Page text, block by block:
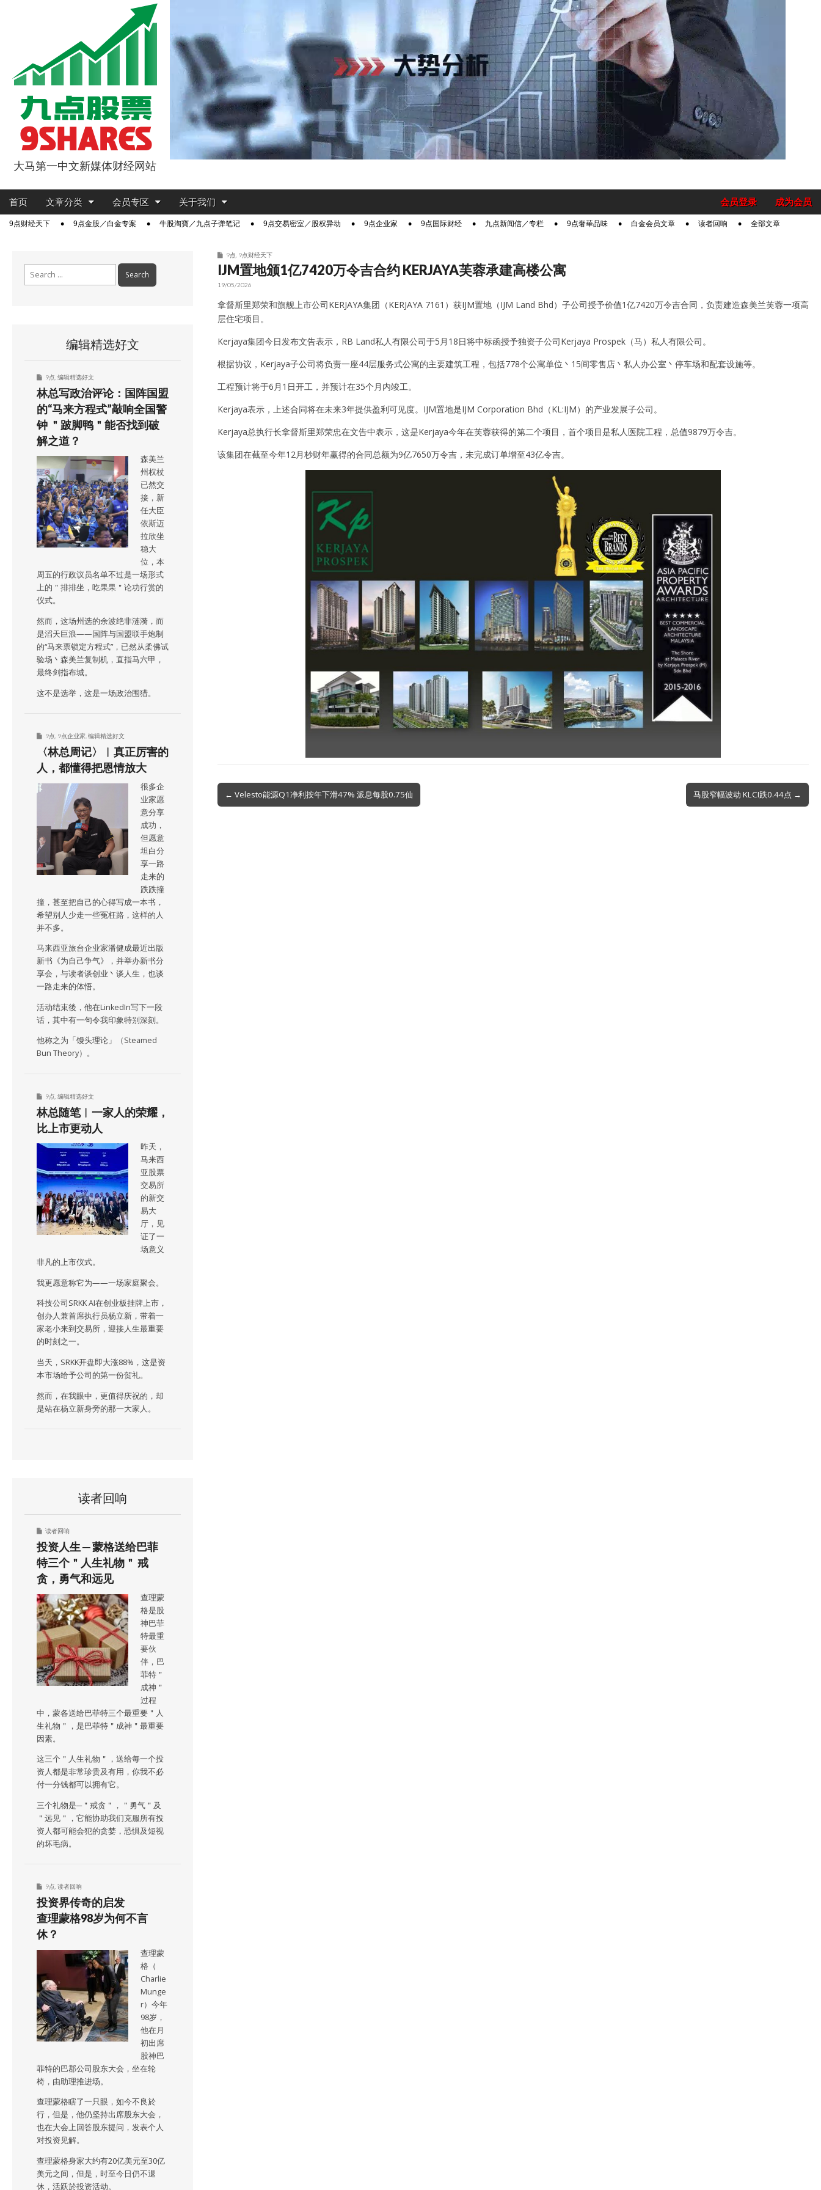
9点股票
大马第一中文新媒体财经网站
Main
Skip
content
首页 文章分类 会员专区 关于我们 成为会员
会员登录
Sub9点财经天下 9点金股／白金专案 牛股淘寶／九点子弹笔记 9点交易密室／股权异动 9点企业家 9点国际财经 九点新闻信／专栏 9点奢華品味 白金会员文章 读者回响 全部文章
9点 9点财经天下
IJM置地颁1亿7420万令吉合约 KERJAYA芙蓉承建高楼公寓
19/05/2026
拿督斯里郑荣和旗舰上市公司KERJAYA集团（KERJAYA 7161）获IJM置地（IJM Land Bhd）子公司授予价值1亿7420万令吉合同，负责建造森美兰芙蓉一项高
层住宅项目。
Kerjaya集团今日发布文告表示，RB Land私人有限公司于5月18日将中标函授予独资子公司Kerjaya Prospek（马）私人有限公司。
根据协议，Kerjaya子公司将负责一座44层服务式公寓的主要建筑工程，包括778个公寓单位丶15间零售店丶私人办公室丶停车场和配套设施等。
工程预计将于6月1日开工，并预计在35个月内竣工。
Kerjaya表示，上述合同将在未来3年提供盈利可见度。IJM置地是IJM Corporation Bhd（KL:IJM）的产业发展子公司。
Kerjaya总执行长拿督斯里郑荣忠在文告中表示，这是Kerjaya今年在芙蓉获得的第二个项目，首个项目是私人医院工程，总值9879万令吉。
该集团在截至今年12月杪财年赢得的合同总额为9亿7650万令吉，未完成订单增至43亿令吉。
Post
navigation
← Velesto能源Q1净利按年下滑47% 派息每股0.75仙 马股窄幅波动 KLCI跌0.44点 →
编辑精选好文
9点 编辑精选好文
林总写政治评论：国阵国盟
的“马来方程式”敲响全国警
钟 ＂跛脚鸭＂能否找到破
解之道？
森美兰
州权杖
已然交
接，新
任大臣
依斯迈
拉欣坐
稳大
位，本
周五的行政议员名单不过是一场形式
上的＂排排坐，吃果果＂论功行赏的
仪式。
然而，这场州选的余波绝非涟漪，而
是滔天巨浪——国阵与国盟联手炮制
的“马来票锁定方程式”，已然从柔佛试
验场丶森美兰复制机，直指马六甲，
最终剑指布城。
这不是选举，这是一场政治围猎。
9点 9点企业家 编辑精选好文
〈林总周记〉︱真正厉害的
人，都懂得把恩情放大
很多企
业家愿
意分享
成功，
但愿意
坦白分
享一路
走来的
跌跌撞
撞，甚至把自己的心得写成一本书，
希望别人少走一些冤枉路，这样的人
并不多。
马来西亚旅台企业家潘健成最近出版
新书《为自己争气》，并举办新书分
享会，与读者谈创业丶谈人生，也谈
一路走来的体悟。
活动结束後，他在LinkedIn写下一段
话，其中有一句令我印象特别深刻。
他称之为「馒头理论」（Steamed
Bun Theory）。
9点 编辑精选好文
林总随笔︱一家人的荣耀，
比上市更动人
昨天，
马来西
亚股票
交易所
的新交
易大
厅，见
证了一
场意义
非凡的上市仪式。
我更愿意称它为——一场家庭聚会。
科技公司SRKK AI在创业板挂牌上市，
创办人兼首席执行员杨立新，带着一
家老小来到交易所，迎接人生最重要
的时刻之一。
当天，SRKK开盘即大涨88%，这是资
本市场给予公司的第一份贺礼。
然而，在我眼中，更值得庆祝的，却
是站在杨立新身旁的那一大家人。
读者回响
读者回响
投资人生 ─ 蒙格送给巴菲
特三个＂人生礼物＂ 戒
贪，勇气和远见
查理蒙
格是股
神巴菲
特最重
要伙
伴，巴
菲特＂
成神＂
过程
中，蒙各送给巴菲特三个最重要＂人
生礼物＂，是巴菲特＂成神＂最重要
因素。
这三个＂人生礼物＂，送给每一个投
资人都是非常珍贵及有用，你我不必
付一分钱都可以拥有它。
三个礼物是─＂戒贪＂，＂勇气＂及
＂远见＂，它能协助我们克服所有投
资人都可能会犯的贪婪，恐惧及短视
的坏毛病。
9点 读者回响
投资界传奇的启发
查理蒙格98岁为何不言
休？
查理蒙
格（
Charlie
Munge
r）今年
98岁，
他在月
初出席
股神巴
菲特的巴郡公司股东大会，坐在轮
椅，由助理推进场。
查理蒙格瞎了一只眼，如今不良於
行，但是，他仍坚持出席股东大会，
也在大会上回答股东提问，发表个人
对投资见解。
查理蒙格身家大约有20亿美元至30亿
美元之间，但是，时至今日仍不退
休，活跃於投资活动。